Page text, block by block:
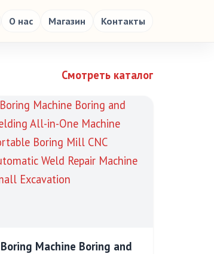
О нас Магазин Контакты
Смотреть каталог
Boring Machine Boring and